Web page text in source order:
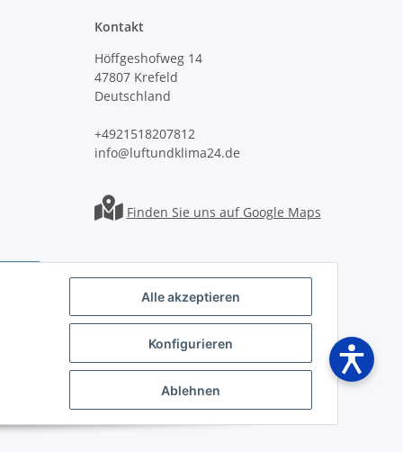
Alle akzeptieren
Konfigurieren
Ablehnen
Kontakt
Höffgeshofweg 14
47807 Krefeld
Deutschland
+4921518207812
info@luftundklima24.de
Finden Sie uns auf Google Maps